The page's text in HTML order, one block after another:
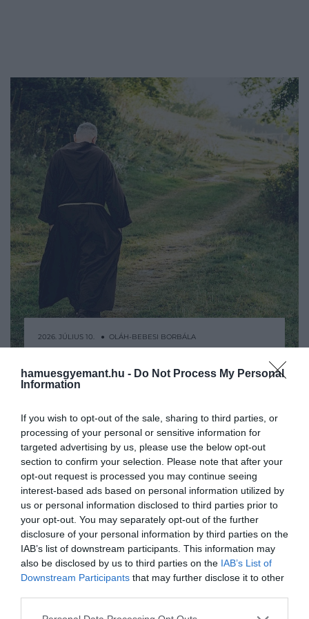
hamuesgyemant.hu - Do Not Process My Personal
Information
If you wish to opt-out of the sale, sharing to third parties, or
processing of your personal or sensitive information for
targeted advertising by us, please use the below opt-out
section to confirm your selection. Please note that after your
opt-out request is processed you may continue seeing
interest-based ads based on personal information utilized by
us or personal information disclosed to third parties prior to
your opt-out. You may separately opt-out of the further
disclosure of your personal information by third parties on the
IAB’s list of downstream participants. This information may
also be disclosed by us to third parties on the IAB’s List of
Downstream Participants that may further disclose it to other
Please note that this website/app uses one or more Google
Mihailo Tolotos története első hallásra
inkább tűnik legendának, mint valós
tartják, hogy egész életét az Athosz-hegy
zárt kolostori világában töltötte, és 82
éves koráig egyetlen nőt sem látott. A
történet…
2026. JÚLIUS 10. ● OLÁH-BEBESI BORBÁLA
hogy soha nem látott nőt